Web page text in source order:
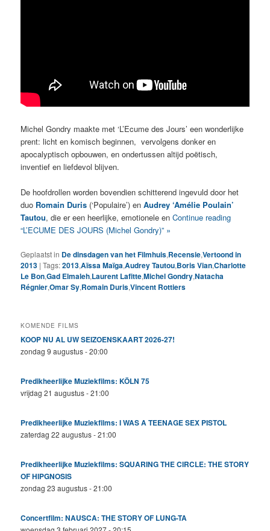
Michel Gondry maakte met ‘L’Ecume des Jours’ een wonderlijke
prent: licht en komisch beginnen, vervolgens donker en
apocalyptisch opbouwen, en ondertussen altijd poëtisch,
inventief en liefdevol blijven.
De hoofdrollen worden bovendien schitterend ingevuld door het
duo Romain Duris (‘Populaire’) enAudrey ‘Amélie Poulain’
Tautou, die er een heerlijke, emotionele enContinue reading
“L’ECUME DES JOURS (Michel Gondry)” »
Geplaatst in De dinsdagen van het Filmhuis,Recensie,Vertoond in
2013 |Tags:2013,Aïssa Maïga,Audrey Tautou,Boris Vian,Charlotte
Le Bon,Gad Elmaleh,Laurent Lafitte,Michel Gondry,Natacha
Régnier,Omar Sy,Romain Duris,Vincent Rottiers
KOMENDE FILMS
KOOP NU AL UW SEIZOENSKAART 2026-27!
zondag 9 augustus - 20:00
Predikheerlijke Muziekfilms: KÖLN 75
vrijdag 21 augustus - 21:00
Predikheerlijke Muziekfilms: I WAS A TEENAGE SEX PISTOL
zaterdag 22 augustus - 21:00
Predikheerlijke Muziekfilms: SQUARING THE CIRCLE: THE STORY
OF HIPGNOSIS
zondag 23 augustus - 21:00
Concertfilm: NAUSCA: THE STORY OF LUNG-TA